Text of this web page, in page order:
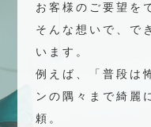
お客様のご要望を
そんな想いで、で
います。
例えば、「普段は
ンの隅々まで綺麗
頼。